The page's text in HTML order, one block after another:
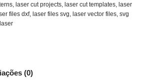
laser cut projects laser cut templates laser
files dxf, laser files svg laser vector files svg
(0)